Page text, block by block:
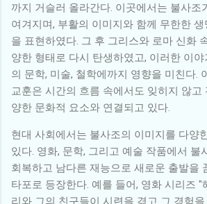
까지 거슬러 올라간다. 이곳에서는 불사조
여겨지며, 부활의 이미지와 함께 무한한
을 표현하였다. 그 후 그리스와 로마 신화
양한 형태로 다시 탄생하였고, 이러한 이
의 문학, 미술, 철학에까지 영향을 미친다.
교훈은 시간의 흐름 속에서도 잊히지 않고
양한 문화적 요소와 연결되고 있다.
현대 사회에서는 불사조의 이미지를 다양
있다. 영화, 문학, 그리고 예술 작품에서 불
회복하고 남다른 재능으로 새로운 출발을
타포로 등장한다. 예를 들어, 영화 시리즈 "
리와 그의 친구들이 시련을 겪고 그 경험